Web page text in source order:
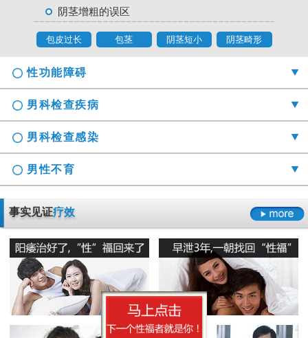
阴茎增粗的误区
包皮过长 包茎 阴茎短小 阴茎畸形
性功能障碍
勃起时间短硬度不够怎么办
男性阳痿会有哪些危害
早泄要严于律己
阳痿 早泄 不射精 勃起障碍
男科检查疾病
男科检查囊肿症状是什么
正确认识男科检查莫“误解”它
男科检查增生会影响性生活吗
男性男科检查灼痛是怎么回事
男科检查感染
龟头的异味什么导致的
男人睾丸胀痛的原因是什么
精囊炎有哪些危害呢
男性不育
无精症的预防措施要怎么做呢
精子畸形率高的主要原因
事实见证疗效